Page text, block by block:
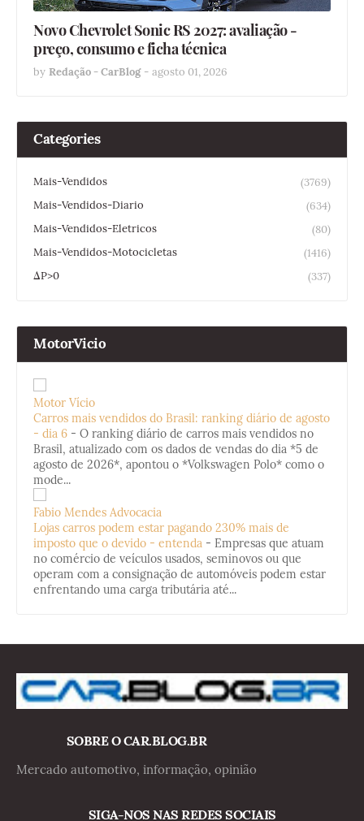
Novo Chevrolet Sonic RS 2027: avaliação -
preço, consumo e ficha técnica
by Redação - CarBlog - agosto 01, 2026
Categories
Mais-Vendidos
(3769)
Mais-Vendidos-Diario
(634)
Mais-Vendidos-Eletricos
(80)
Mais-Vendidos-Motocicletas
(1416)
ΔP>0
(337)
MotorVicio
Motor Vício
Carros mais vendidos do Brasil: ranking diário de agosto
- dia 6 - O ranking diário de carros mais vendidos no
Brasil, atualizado com os dados de vendas do dia *5 de
agosto de 2026*, apontou o *Volkswagen Polo* como o
mode...
Fabio Mendes Advocacia
Lojas carros podem estar pagando 230% mais de
imposto que o devido - entenda - Empresas que atuam
no comércio de veículos usados, seminovos ou que
operam com a consignação de automóveis podem estar
enfrentando uma carga tributária até...
SOBRE O CAR.BLOG.BR
Mercado automotivo, informação, opinião
SIGA-NOS NAS REDES SOCIAIS